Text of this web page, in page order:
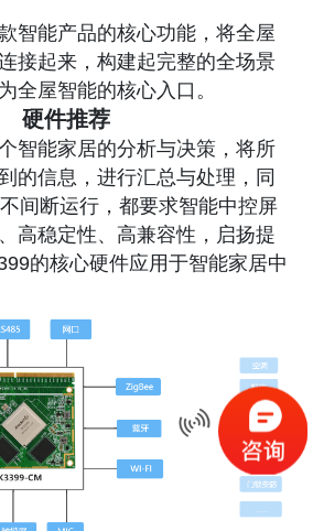
智能产品的核心功能，将全屋
接起来，构建起完整的全场景
全屋智能的核心入口。
硬件推荐
智能家居的分析与决策，将所
的信息，进行汇总与处理，同
间断运行，都要求智能中控屏
高稳定性、高兼容性，启扬提
的核心硬件应用于智能家居中